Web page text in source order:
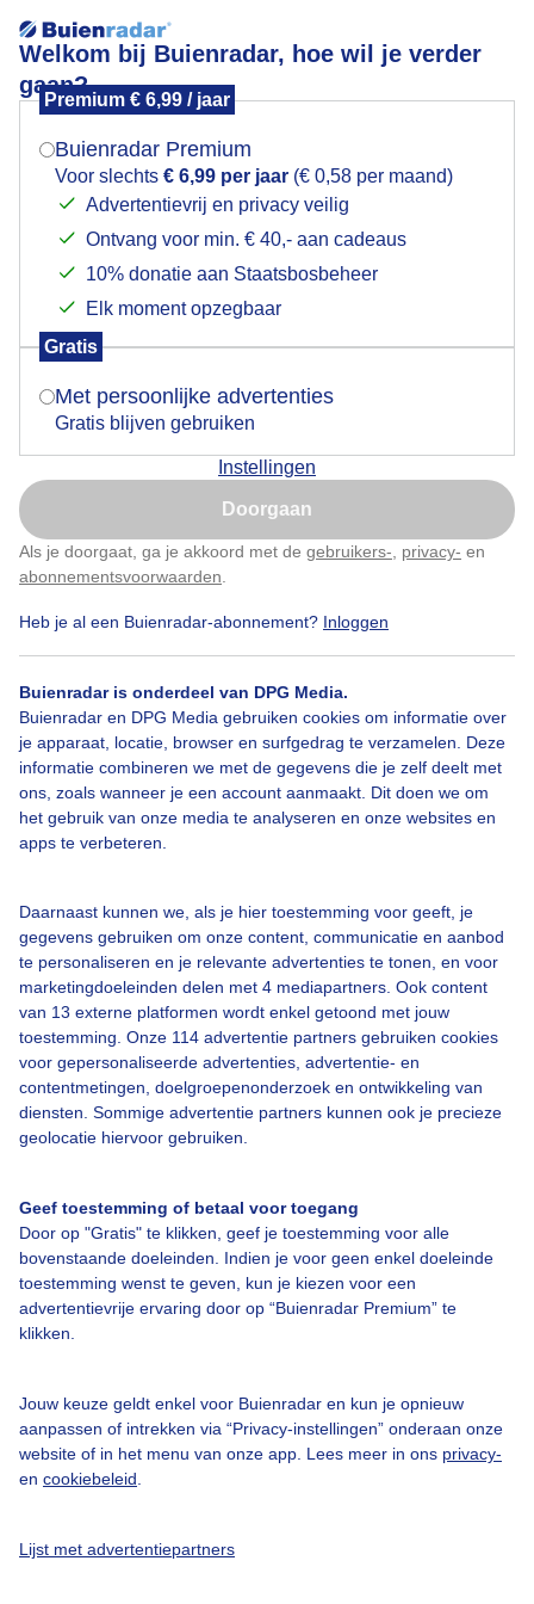
Welkom bij Buienradar, hoe wil je verder
gaan?
Premium € 6,99 / jaar
Buienradar Premium
Voor slechts € 6,99 per jaar (€ 0,58 per maand)
Advertentievrij en privacy veilig
Ontvang voor min. € 40,- aan cadeaus
10% donatie aan Staatsbosbeheer
Elk moment opzegbaar
Gratis
Met persoonlijke advertenties
Gratis blijven gebruiken
Instellingen
Doorgaan
Als je doorgaat, ga je akkoord met de gebruikers- privacy- en
abonnementsvoorwaarden
Heb je al een Buienradar-abonnement? Inloggen
Buienradar is onderdeel van DPG Media.
Buienradar en DPG Media gebruiken cookies om informatie over
je apparaat, locatie, browser en surfgedrag te verzamelen. Deze
informatie combineren we met de gegevens die je zelf deelt met
ons, zoals wanneer je een account aanmaakt. Dit doen we om
het gebruik van onze media te analyseren en onze websites en
apps te verbeteren.
Daarnaast kunnen we, als je hier toestemming voor geeft, je
gegevens gebruiken om onze content, communicatie en aanbod
te personaliseren en je relevante advertenties te tonen, en voor
marketingdoeleinden delen met 4 mediapartners. Ook content
van 13 externe platformen wordt enkel getoond met jouw
toestemming. Onze 114 advertentie partners gebruiken cookies
voor gepersonaliseerde advertenties, advertentie- en
contentmetingen, doelgroepenonderzoek en ontwikkeling van
diensten. Sommige advertentie partners kunnen ook je precieze
geolocatie hiervoor gebruiken.
Geef toestemming of betaal voor toegang
Door op "Gratis" te klikken, geef je toestemming voor alle
bovenstaande doeleinden. Indien je voor geen enkel doeleinde
toestemming wenst te geven, kun je kiezen voor een
advertentievrije ervaring door op “Buienradar Premium” te
klikken.
Jouw keuze geldt enkel voor Buienradar en kun je opnieuw
aanpassen of intrekken via “Privacy-instellingen” onderaan onze
website of in het menu van onze app. Lees meer in ons privacy-
en cookiebeleid
Lijst met advertentiepartners
De polder van Eemnes vanmiddag. Altijd genieten
Bekijk slideshow
Een moment geduld aub...
Bedrijfsgegevens
Veelgestelde vragen
Contact
Adverteren
Cookie beleid
Mogen we je locatie gebruiken voor het
Indien je hier nog geen akkoord op hebt gegeven,
verschijnt er zo een pop-up uit je browser waarin
Is goed, toon de popup
Nu niet, misschien later
Klik hierom dit aan te passen